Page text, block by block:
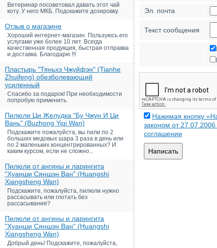
Ветеринар посоветовал давать этот чай
коту. У него МКБ. Подскажите дозировку.
Отзыв о магазине
Хороший интернет-магазин. Пользуюсь его
услугами уже более 10 лет. Всегда
качественная продукция, быстрая отправка
и доставка. Благодарю !!!
Пластырь "Тяньхэ Чжуйфэн" (Tianhe
Zhuifeng) обезболевающий
усиленный
Спасибо за подарок! При необходимости
попробую применить.
Пилюли Ци Желудка "Бу Чжун И Ци
Вань" (Buzhong Yiqi Wan)
Подскажите пожалуйста, вы пили по 2
больших медовых шара 3 раза в день или
по 2 маленьких концентрированных? И
каким курсом, если не сложно...
Пилюли от ангины и ларингита
"Хуанши Сяншэн Ван" (Huangshi
Xiangsheng Wan)
Подскажите, пожалуйста, пилюли нужно
рассасывать или глотать без
рассасывания?
Пилюли от ангины и ларингита
"Хуанши Сяншэн Ван" (Huangshi
Xiangsheng Wan)
Добрый день! Подскажите, пожалуйста,
Эл. почта
Текст сообщения
Нажимая кнопку
законом от
соглашении
Написать